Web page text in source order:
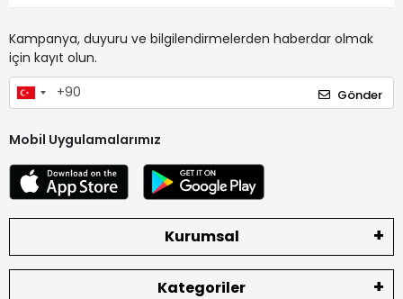
Kampanya, duyuru ve bilgilendirmelerden haberdar olmak
için kayıt olun.
Gönder
Mobil Uygulamalarımız
Kurumsal
Kategoriler